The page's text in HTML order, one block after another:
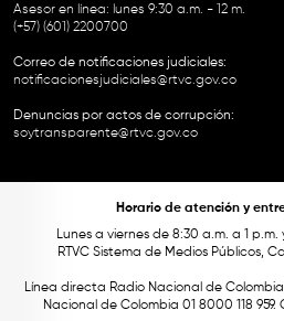
Asesor en línea: lunes 9:30 a.m. - 12 m.
(+57) (601) 2200700
Correo de notificaciones judiciales:
notificacionesjudiciales@rtvc.gov.co
Denuncias por actos de corrupción:
soytransparente@rtvc.gov.co
Horario de atención y
Lunes a viernes de 8:30 a.m. a 1
RTVC Sistema de Medios Públicos,
Línea directa Radio Nacional de
Nacional de Colombia 01 8000 118